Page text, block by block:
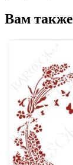
Вам